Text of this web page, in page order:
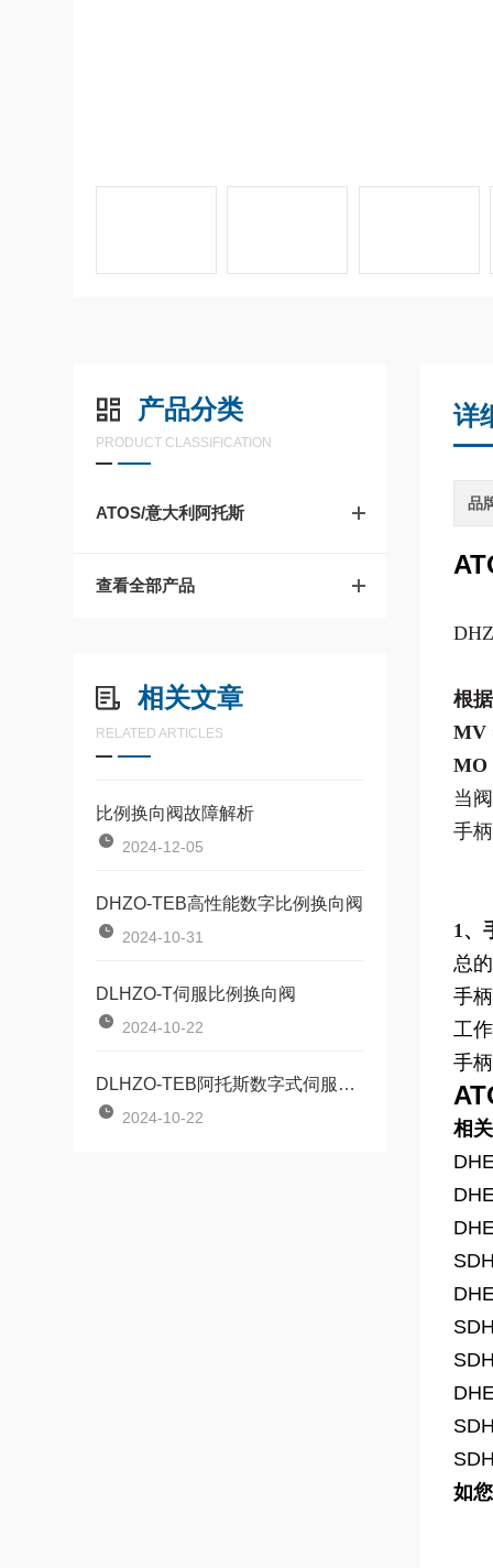
产品分类
PRODUCT CLASSIFICATION
ATOS/意大利阿托斯
查看全部产品
相关文章
RELATED ARTICLES
比例换向阀故障解析
2024-12-05
DHZO-TEB高性能数字比例换向阀
2024-10-31
DLHZO-T伺服比例换向阀
2024-10-22
DLHZO-TEB阿托斯数字式伺服比例换向阀
2024-10-22
详
品
根
MV
MO
当
手
1、
总
手
工
手
相
如